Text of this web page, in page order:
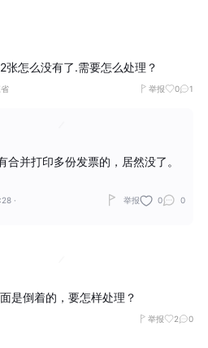
张怎么没有了.需要怎么处理？
举报 0 1
合并打印多份发票的，居然没了。
· 举报 0 0
是倒着的，要怎样处理？
举报 2 0